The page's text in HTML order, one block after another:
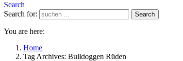
Search
Search for:
Search
You are here:
Home
Tag Archives: Bulldoggen Rüden